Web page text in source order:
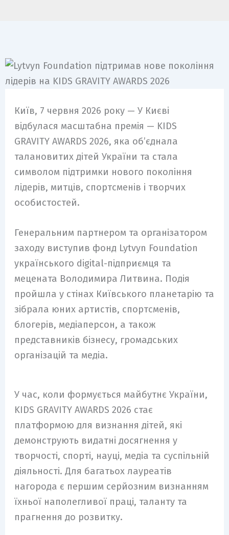
Київ, 7 червня 2026 року — У Києві
відбулася масштабна премія — KIDS
GRAVITY AWARDS 2026, яка об’єднала
талановитих дітей України та стала
символом підтримки нового покоління
лідерів, митців, спортсменів і творчих
особистостей.
Генеральним партнером та організатором
заходу виступив фонд Lytvyn Foundation
українського digital-підприємця та
мецената Володимира Литвина. Подія
пройшла у стінах Київського планетарію та
зібрала юних артистів, спортсменів,
блогерів, медіаперсон, а також
представників бізнесу, громадських
організацій та медіа.
У час, коли формується майбутнє України,
KIDS GRAVITY AWARDS 2026 стає
платформою для визнання дітей, які
демонструють видатні досягнення у
творчості, спорті, науці, медіа та суспільній
діяльності. Для багатьох лауреатів
нагорода є першим серйозним визнанням
їхньої наполегливої праці, таланту та
прагнення до розвитку.